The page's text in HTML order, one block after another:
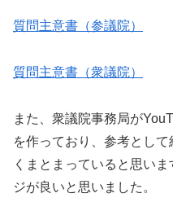
質問主意書（参議院）
質問主意書（衆議院）
また、衆議院事務局が
を作っており、参考とし
くまとまっていると思い
ジが良いと思いました。